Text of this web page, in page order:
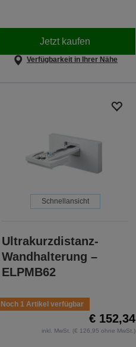
Jetzt kaufen
Verfügbarkeit in Ihrer Nähe
Schnellansicht
Ultrakurzdistanz-
Wandhalterung –
ELPMB62
Noch 1 Artikel verfügbar
€ 152,34
inkl. MwSt. (€ 126,95 ohne MwSt.)